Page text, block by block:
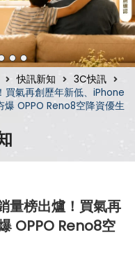
快訊新知
3C快訊
買氣再創歷年新低、iPhone
爆 OPPO Reno8空降資優生
量榜出爐！買氣再
OPPO Reno8空